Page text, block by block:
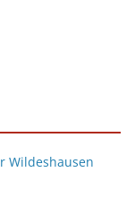
Wildeshausen